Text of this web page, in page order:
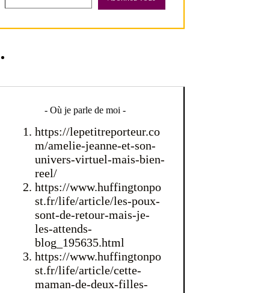
- Où je parle de moi -
https://lepetitreporteur.co
m/amelie-jeanne-et-son-
univers-virtuel-mais-bien-
reel/
https://www.huffingtonpo
st.fr/life/article/les-poux-
sont-de-retour-mais-je-
les-attends-
blog_195635.html
https://www.huffingtonpo
st.fr/life/article/cette-
maman-de-deux-filles-